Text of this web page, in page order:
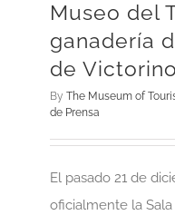
Museo del
ganadería
de
By The Museum of
de Prensa
El pasado 21 de
oficialmente la